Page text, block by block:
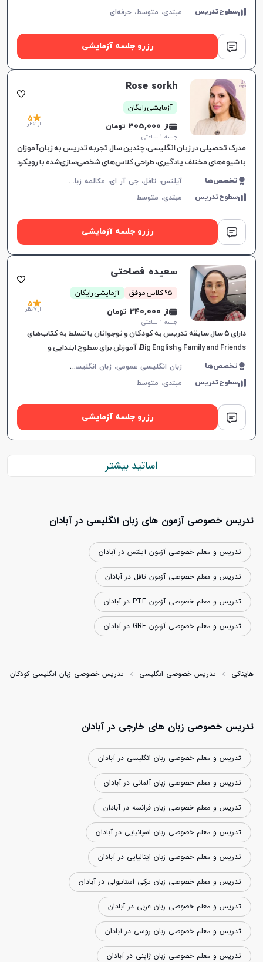
سطوح‌تدریس مبتدی، متوسط،حرفه‌ای
رزرو جلسه آزمایشی
Rose sorkh
آزمایشی رایگان
از 305,000 تومان
جلسه ۱ ساعتی
5
از 1 نظر
مدرک تحصیلی در زبان انگلیسی، چندین سال تجربه تدریس به زبان‌آموزان
با شیوه‌های مختلف یادگیری، طراحی کلاس‌های شخصی‌سازی‌شده با رویکرد
تعاملی، درک عمیق از نیازهای زبانی و
تخصص‌ها آ
یلتس، تافل، جی آر ای، مکالمه زبان انگلیسی، زبان انگلیسی عمومی، گرامر زبان انگلیسی، زبان انگلیسی تجاری، زبان انگلیسی آمریکایی، زبان انگلیسی کنکور سراسری، زبان انگلیسی کنکور کاردانی، زبان انگلیسی کنکور ارشد، زبان انگلیسی کنکور دکتری، زبان انگلیسی هفتم دبیرستان، زبان انگلیسی هشتم دبیرستان، زبان انگلیسی نهم دبیرستان، زبان انگلیسی دهم دبیرستان، زبان انگلیسی یازدهم دبیرستان، زبان انگلیسی دوازدهم دبیرستان، زبان انگلیسی کودکان
سطوح‌تدریس مبتدی، متوسط
رزرو جلسه آزمایشی
سعیده فصاحتی
95 کلاس موفق آزمایشی رایگان
از 240,000 تومان
جلسه ۱ ساعتی
5
از 7 نظر
دارای ۵ سال سابقه تدریس به کودکان و نوجوانان با تسلط به کتاب‌های
Family and Friends و Big English، آموزش برای سطوح ابتدایی و
دبیرستان با هدف تقویت مهارت‌های زبانی.
تخصص‌ها ز
بان انگلیسی عمومی، زبان انگلیسی کودکان، مکالمه زبان انگلیسی، گرامر زبان انگلیسی، زبان انگلیسی هفتم دبیرستان، زبان انگلیسی هشتم دبیرستان، زبان انگلیسی نهم دبیرستان، زبان انگلیسی دهم دبیرستان، زبان انگلیسی یازدهم دبیرستان، زبان انگلیسی دوازدهم دبیرستان
سطوح‌تدریس مبتدی، متوسط
رزرو جلسه آزمایشی
اساتید بیشتر
تدریس خصوصی آزمون های زبان انگلیسی در آبادان
تدریس و معلم خصوصی آزمون آیلتس در آبادان
تدریس و معلم خصوصی آزمون تافل در آبادان
تدریس و معلم خصوصی آزمون PTE در آبادان
تدریس و معلم خصوصی آزمون GRE در آبادان
هایتاکی تدریس خصوصی انگلیسی تدریس خصوصی زبان انگلیسی کودکان
تدریس خصوصی زبان های خارجی در آبادان
تدریس و معلم خصوصی زبان انگلیسی در آبادان
تدریس و معلم خصوصی زبان آلمانی در آبادان
تدریس و معلم خصوصی زبان فرانسه در آبادان
تدریس و معلم خصوصی زبان اسپانیایی در آبادان
تدریس و معلم خصوصی زبان ایتالیایی در آبادان
تدریس و معلم خصوصی زبان ترکی استانبولی در آبادان
تدریس و معلم خصوصی زبان عربی در آبادان
تدریس و معلم خصوصی زبان روسی در آبادان
تدریس و معلم خصوصی زبان ژاپنی در آبادان